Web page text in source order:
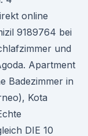
online
9189764 bei
und
Apartment
Badezimmer in
Kota
DIE 10